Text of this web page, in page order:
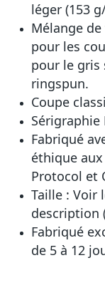
léger (153
Mélange
pour les
pour le gris
ringspun.
Coupe
Fabriqué
éthique
Protocol et
Taille : Voir
description
Fabriqué
de 5 à 12